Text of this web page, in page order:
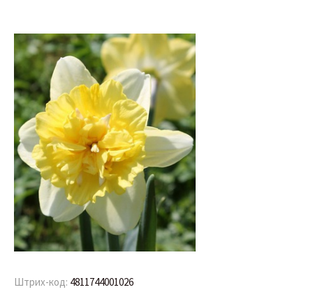
Штрих-код: 4811744001026